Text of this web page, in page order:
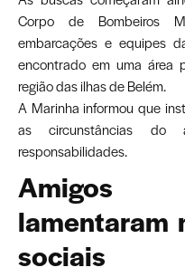
Corpo de Bombeiros
embarcações e equipes
encontrado em uma área
região das ilhas de Belém.
A Marinha informou que
as circunstâncias do
responsabilidades.
Amigos
lamentaram
sociais